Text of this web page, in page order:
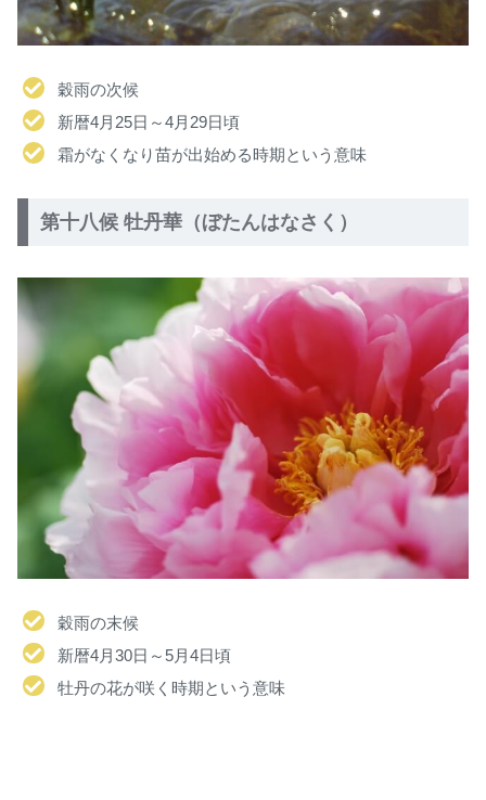
穀雨の次候
新暦4月25日～4月29日頃
霜がなくなり苗が出始める時期という意味
第十八候 牡丹華（ぼたんはなさく）
穀雨の末候
新暦4月30日～5月4日頃
牡丹の花が咲く時期という意味